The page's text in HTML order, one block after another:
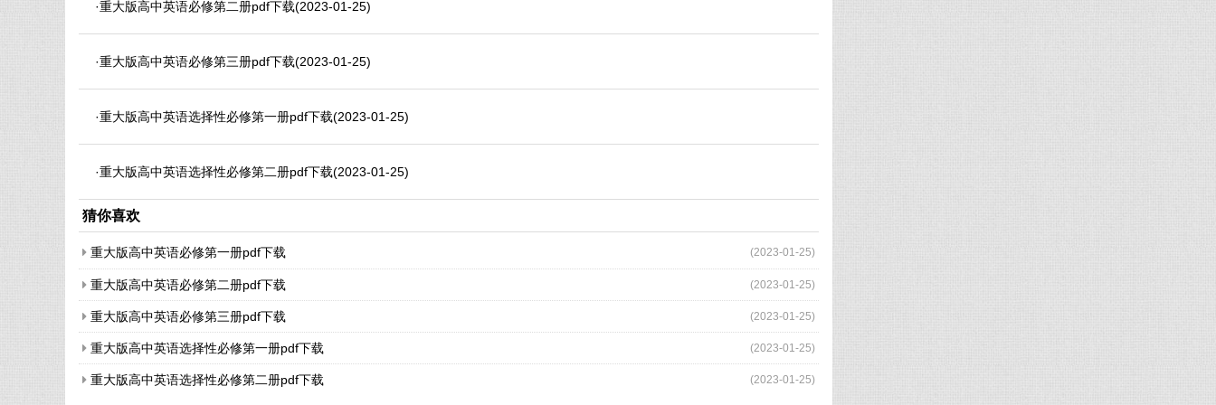
·重大版高中英语必修第二册pdf下载(2023-01-25)
·重大版高中英语必修第三册pdf下载(2023-01-25)
·重大版高中英语选择性必修第一册pdf下载(2023-01-25)
·重大版高中英语选择性必修第二册pdf下载(2023-01-25)
猜你喜欢
(2023-01-25)
重大版高中英语必修第一册pdf下载
(2023-01-25)
重大版高中英语必修第二册pdf下载
(2023-01-25)
重大版高中英语必修第三册pdf下载
(2023-01-25)
重大版高中英语选择性必修第一册pdf下载
(2023-01-25)
重大版高中英语选择性必修第二册pdf下载